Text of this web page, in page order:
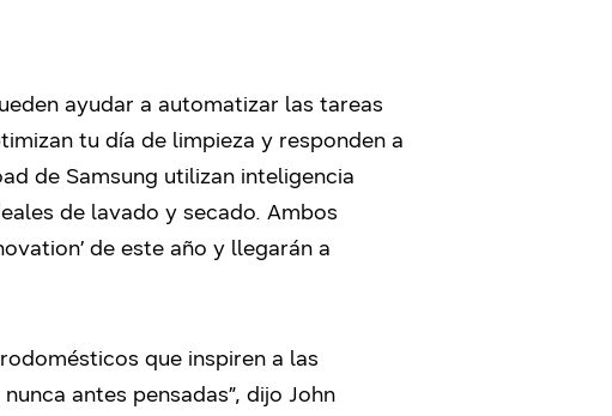
ayudar a automatizar las tareas
tu día de limpieza y responden a
de Samsung utilizan inteligencia
de lavado y secado. Ambos
de este año y llegarán a
que inspiren a las
antes pensadas”, dijo John